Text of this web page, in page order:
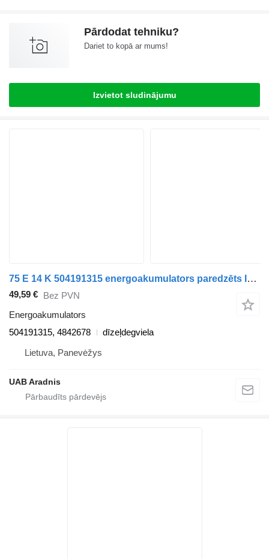
Pārdodat tehniku?
Dariet to kopā ar mums!
Izvietot sludinājumu
75 E 14 K 504191315 energoakumulators paredzēts IVECO EuroCargo I-III kravas automašīnas
49,59 € Bez PVN
Energoakumulators
504191315, 4842678
dīzeļdegviela
Lietuva, Panevėžys
UAB Aradnis